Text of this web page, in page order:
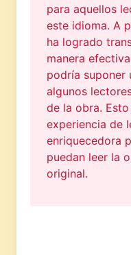
para aquellos
este idioma. A
ha logrado
manera
podría suponer
algunos
de la obra.
experiencia de
enriquecedora
puedan leer la
original.